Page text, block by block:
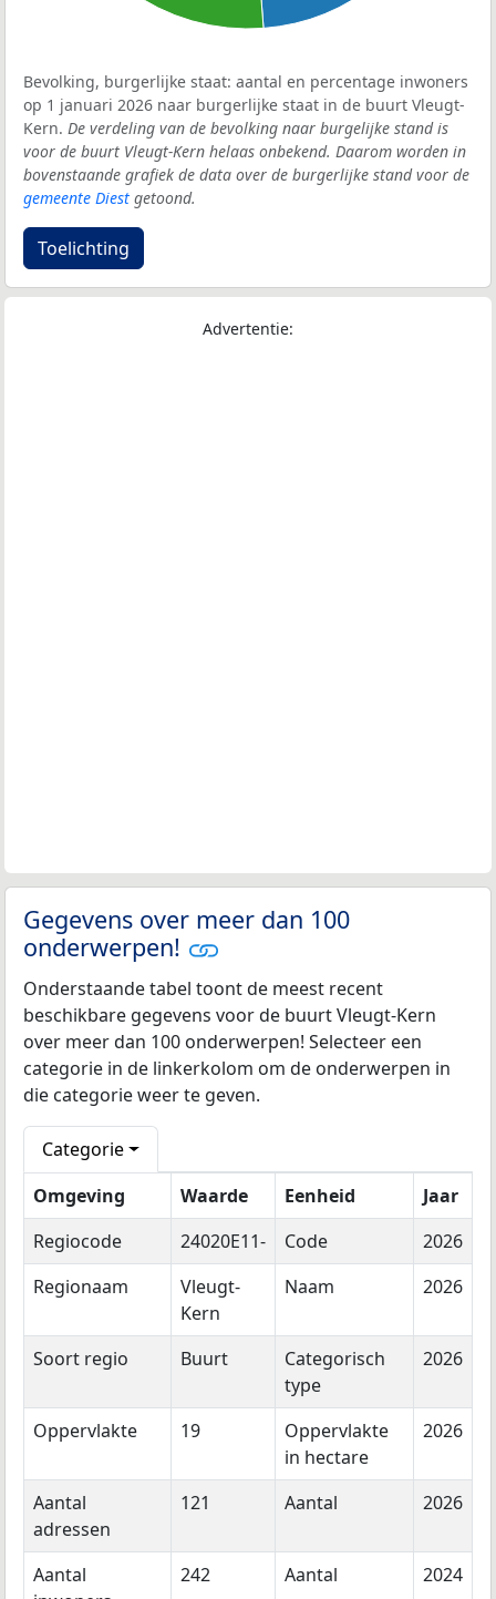
Bevolking, burgerlijke staat: aantal en percentage inwoners
op 1 januari 2026 naar burgerlijke staat in de buurt Vleugt-
Kern. De verdeling van de bevolking naar burgelijke stand is
voor de buurt Vleugt-Kern helaas onbekend. Daarom worden in
bovenstaande grafiek de data over de burgerlijke stand voor de
gemeente Diest getoond.
Toelichting
Advertentie:
Gegevens over meer dan 100
onderwerpen!
Onderstaande tabel toont de meest recent
beschikbare gegevens voor de buurt Vleugt-Kern
over meer dan 100 onderwerpen! Selecteer een
categorie in de linkerkolom om de onderwerpen in
die categorie weer te geven.
Categorie
Omgeving
Waarde Eenheid
Jaar
Regiocode
24020E11- Code
2026
Regionaam
Vleugt-
Kern
Naam 2026
Soort regio Buurt
Categorisch
type
2026
Oppervlakte 19
Oppervlakte
in hectare
2026
Aantal
adressen
121 Aantal 2026
Aantal
242 Aantal 2024